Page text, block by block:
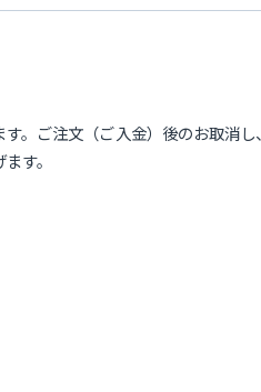
。ご注文（ご入金）後のお取消し、
す。